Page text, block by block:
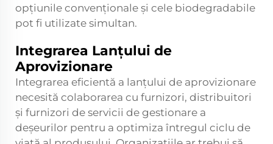
opțiunile convenționale și cele biodegradabile
pot fi utilizate simultan.
Integrarea Lanțului de
Aprovizionare
Integrarea eficientă a lanțului de aprovizionare
necesită colaborarea cu furnizori, distribuitori
și furnizori de servicii de gestionare a
deșeurilor pentru a optimiza întregul ciclu de